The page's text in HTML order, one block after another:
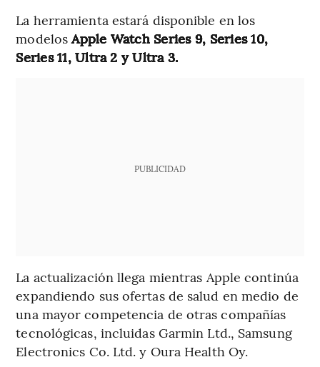
La herramienta estará disponible en los
modelosApple Watch Series 9, Series 10,
Series 11, Ultra 2 y Ultra 3.
PUBLICIDAD
La actualización llega mientras Apple continúa
expandiendo sus ofertas de salud en medio de
una mayor competencia de otras compañías
tecnológicas, incluidas Garmin Ltd., Samsung
Electronics Co. Ltd. y Oura Health Oy.